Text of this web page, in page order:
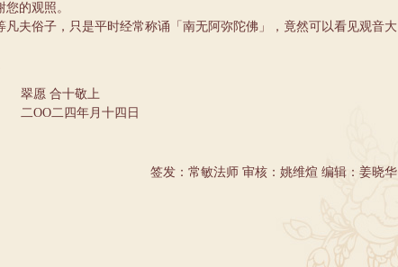
的观照。
俗子，只是平时经常称诵「南无阿弥陀佛」，竟然可以看见观音大
敬上
十四日
签发：常敏法师 审核：姚维煊 编辑：姜晓华